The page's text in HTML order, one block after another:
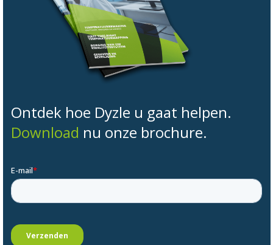
Ontdek hoe Dyzle u gaat helpen.
Download nu onze brochure.